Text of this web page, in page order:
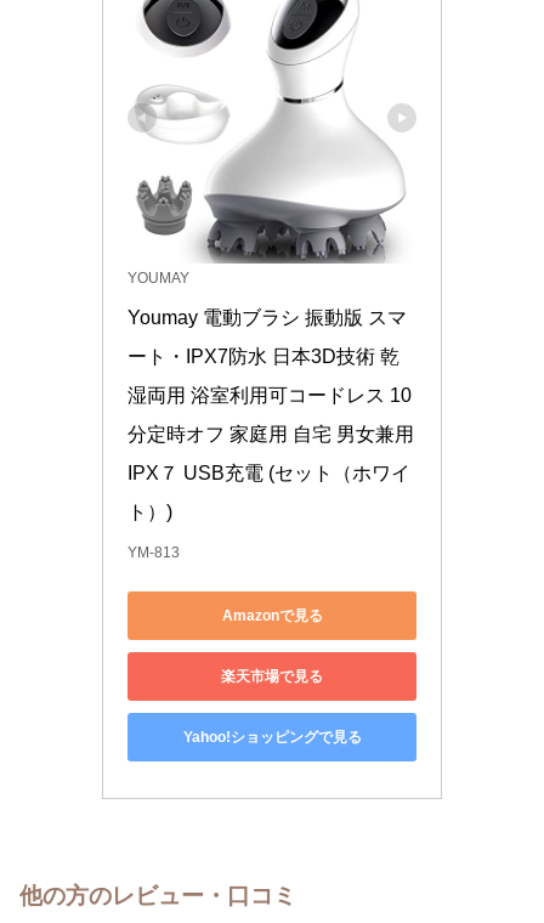
YOUMAY
Youmay 電動ブラシ 振動版 スマ
ート・IPX7防水 日本3D技術 乾
湿両用 浴室利用可コードレス 10
分定時オフ 家庭用 自宅 男女兼用
IPX７ USB充電 (セット（ホワイ
ト）)
YM-813
Amazonで見る
楽天市場で見る
Yahoo!ショッピングで見る
他の方のレビュー・口コミ